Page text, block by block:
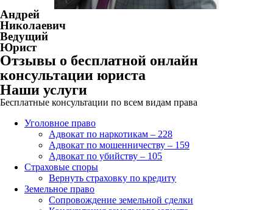
Андрей
Николаевич
Ведущий
Юрист
Отзывы о бесплатной онлайн
консультации юриста
Наши услуги
Бесплатные консультации по всем видам права
Уголовное право
Адвокат по наркотикам – 228
Адвокат по мошенничеству – 159
Адвокат по убийству – 105
Страховые споры
Вернуть страховку по кредиту
Земельное право
Сопровождение земельной сделки